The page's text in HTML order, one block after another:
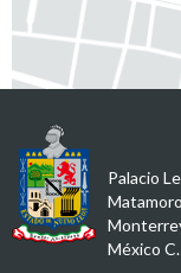
Palacio
México